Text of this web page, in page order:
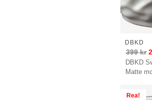
DBKD
Matte
DBKD
399kr
Rea!